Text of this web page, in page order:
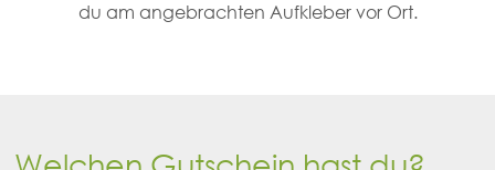
du am angebrachten Aufkleber vor Ort.